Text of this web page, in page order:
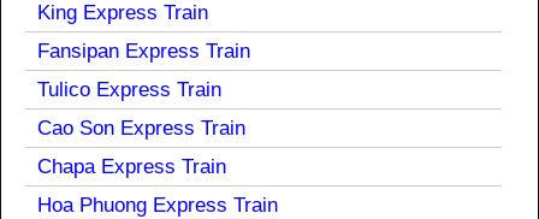
King Express Train
Fansipan Express Train
Tulico Express Train
Cao Son Express Train
Chapa Express Train
Hoa Phuong Express Train